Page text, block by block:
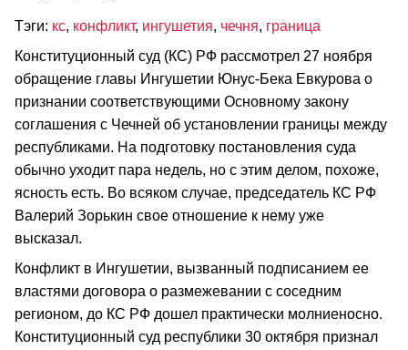
Тэги: кс, конфликт, ингушетия, чечня, граница
Конституционный суд (КС) РФ рассмотрел 27 ноября
обращение главы Ингушетии Юнус-Бека Евкурова о
признании соответствующими Основному закону
соглашения с Чечней об установлении границы между
республиками. На подготовку постановления суда
обычно уходит пара недель, но с этим делом, похоже,
ясность есть. Во всяком случае, председатель КС РФ
Валерий Зорькин свое отношение к нему уже
высказал.
Конфликт в Ингушетии, вызванный подписанием ее
властями договора о размежевании с соседним
регионом, до КС РФ дошел практически молниеносно.
Конституционный суд республики 30 октября признал